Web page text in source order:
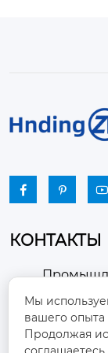
  
КОНТАКТЫ

район
Шаньдун
Мы
вашего опыта
Продолжая